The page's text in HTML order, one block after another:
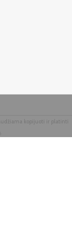
kopijuoti ir platinti